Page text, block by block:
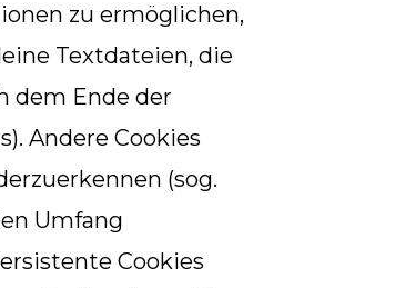
zu ermöglichen,
Textdateien, die
dem Ende der
Andere Cookies
(sog.
Umfang
Cookies